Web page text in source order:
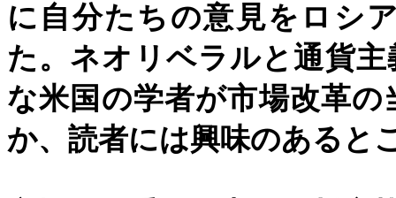
に自分たちの意見をロシ
た。ネオリベラルと通貨
な米国の学者が市場改革
か、読者には興味のあると